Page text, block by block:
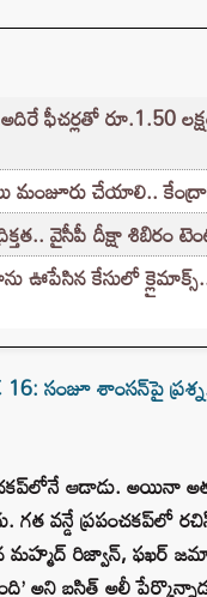
ఫీచర్లతో రూ.1.50
చేయాలి..
వైసీపీ దీక్షా శిబిరం
ఊపేసిన కేసులో క్లైమాక్స్..
సంజూ శాంసన్‌పై
ఆడాడు. అయినా
గత వన్డే ప్రపంచకప్‌లో
మహ్మద్ రిజ్వాన్, ఫఖర్
అని బసిత్ అలీ